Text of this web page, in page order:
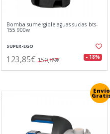
Bomba sumergible aguas sucias bts-
155 900w
SUPER-EGO
123,85€ 150,89€ - 18%
Envío